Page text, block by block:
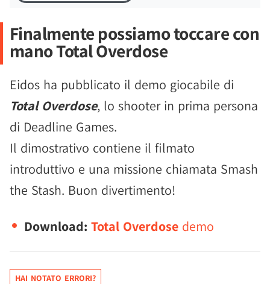
Finalmente possiamo toccare con
mano Total Overdose
Eidos ha pubblicato il demo giocabile di
Total Overdose, lo shooter in prima persona
di Deadline Games.
Il dimostrativo contiene il filmato
introduttivo e una missione chiamata Smash
the Stash. Buon divertimento!
Download: Total Overdose demo
HAI NOTATO ERRORI?